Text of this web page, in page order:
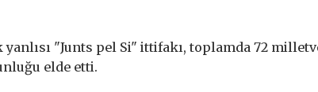
yanlısı "Junts pel Si" ittifakı, toplamda 72
elde etti.